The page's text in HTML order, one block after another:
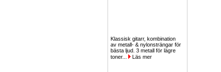
Klassisk gitarr, kombination
av metall- & nylonsträngar för
bästa ljud. 3 metall för lägre
toner...
Läs mer